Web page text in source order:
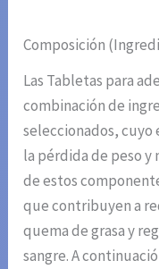
Composición
Las Tabletas para
combinación de
seleccionados,
la pérdida de peso y
de estos
que contribuyen a
quema de grasa y
sangre. A